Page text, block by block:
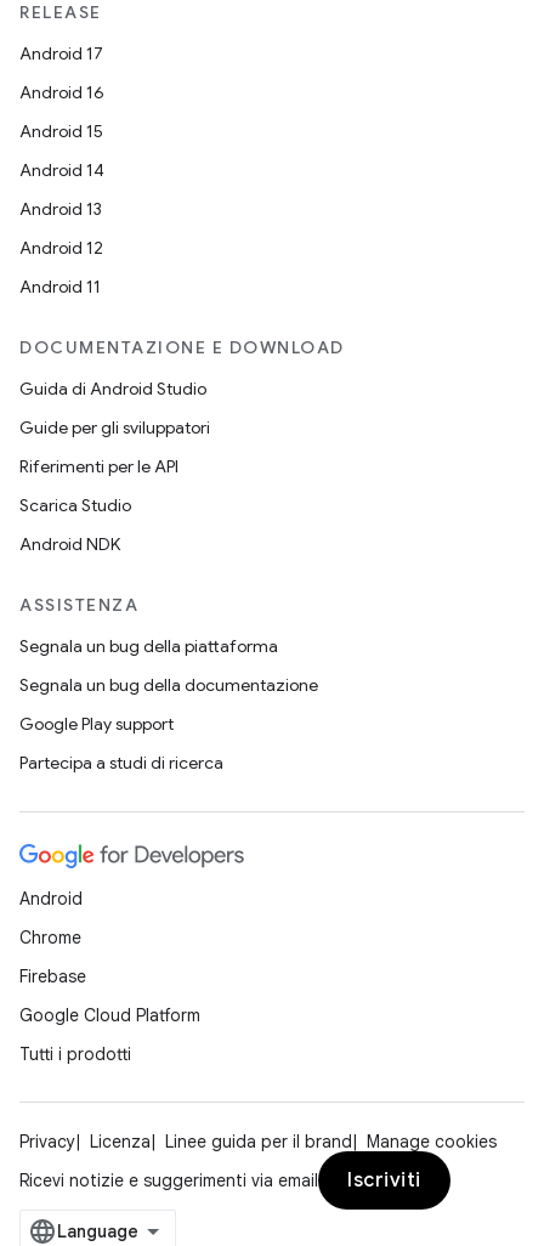
RELEASE
Android 17
Android 16
Android 15
Android 14
Android 13
Android 12
Android 11
DOCUMENTAZIONE E DOWNLOAD
Guida di Android Studio
Guide per gli sviluppatori
Riferimenti per le API
Scarica Studio
Android NDK
ASSISTENZA
Segnala un bug della piattaforma
Segnala un bug della documentazione
Google Play support
Partecipa a studi di ricerca
Android
Chrome
Firebase
Google Cloud Platform
Tutti i prodotti
Privacy Licenza Linee guida per il brand
Manage cookies
Ricevi notizie e suggerimenti via email
Iscriviti